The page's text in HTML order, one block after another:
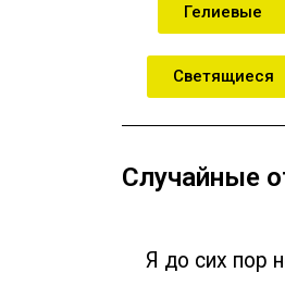
Гелиевые
Светящиеся
Случайные
Я до сих пор